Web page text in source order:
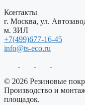
Контакты
г. Москва, ул.
м. ЗИЛ
+7(499)677-16-45
info@ts-eco.ru
© 2026 Резиновые
Производство и
площадок.